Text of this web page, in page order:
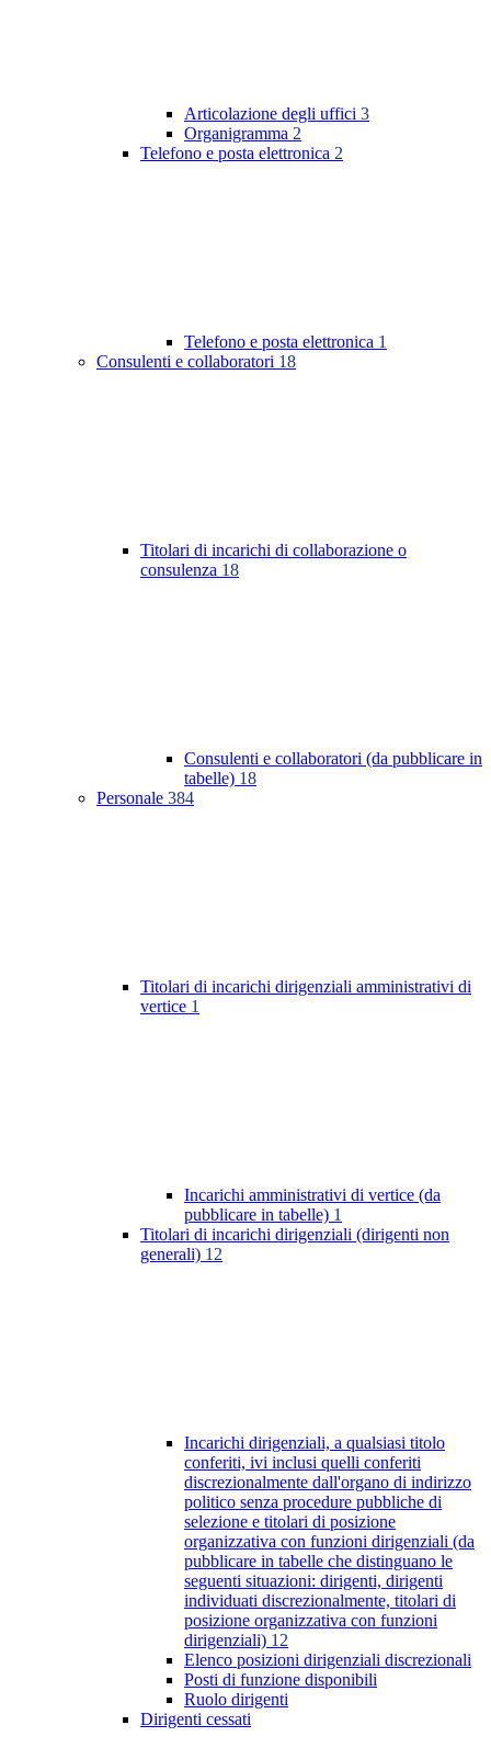
Articolazione degli uffici 3
Organigramma 2
Telefono e posta elettronica 2
Telefono e posta elettronica 1
Consulenti e collaboratori 18
Titolari di incarichi di collaborazione o
consulenza 18
Consulenti e collaboratori (da pubblicare in
tabelle) 18
Personale 384
Titolari di incarichi dirigenziali amministrativi di
vertice 1
Incarichi amministrativi di vertice (da
pubblicare in tabelle) 1
Titolari di incarichi dirigenziali (dirigenti non
generali) 12
Incarichi dirigenziali, a qualsiasi titolo
conferiti, ivi inclusi quelli conferiti
discrezionalmente dall'organo di indirizzo
politico senza procedure pubbliche di
selezione e titolari di posizione
organizzativa con funzioni dirigenziali (da
pubblicare in tabelle che distinguano le
seguenti situazioni: dirigenti, dirigenti
individuati discrezionalmente, titolari di
posizione organizzativa con funzioni
dirigenziali) 12
Elenco posizioni dirigenziali discrezionali
Posti di funzione disponibili
Ruolo dirigenti
Dirigenti cessati